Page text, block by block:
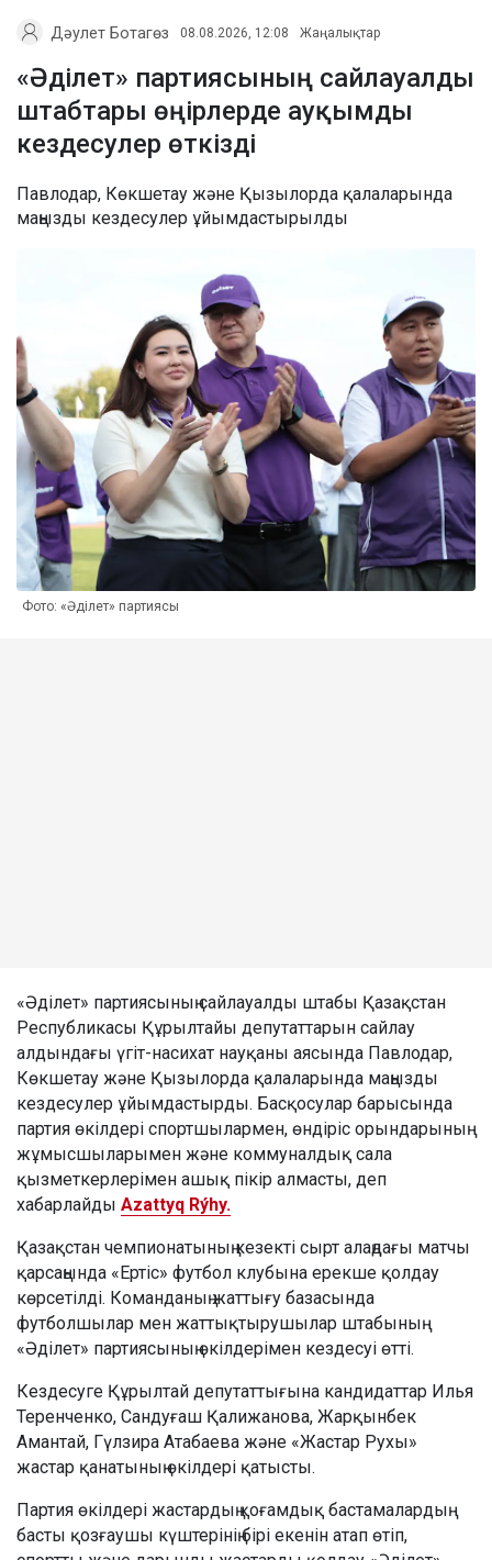
Дәулет Ботагөз 08.08.2026, 12:08 Жаңалықтар
«Әділет» партиясының сайлауалды
штабтары өңірлерде ауқымды
кездесулер өткізді
Павлодар, Көкшетау және Қызылорда қалаларында
маңызды кездесулер ұйымдастырылды
Фото: «Әділет» партиясы
«Әділет» партиясының сайлауалды штабы Қазақстан
Республикасы Құрылтайы депутаттарын сайлау
алдындағы үгіт-насихат науқаны аясында Павлодар,
Көкшетау және Қызылорда қалаларында маңызды
кездесулер ұйымдастырды. Басқосулар барысында
партия өкілдері спортшылармен, өндіріс орындарының
жұмысшыларымен және коммуналдық сала
қызметкерлерімен ашық пікір алмасты, деп
хабарлайды Azattyq Rýhy.
Қазақстан чемпионатының кезекті сырт алаңдағы матчы
қарсаңында «Ертіс» футбол клубына ерекше қолдау
көрсетілді. Команданың жаттығу базасында
футболшылар мен жаттықтырушылар штабының
«Әділет» партиясының өкілдерімен кездесуі өтті.
Кездесуге Құрылтай депутаттығына кандидаттар Илья
Теренченко, Сандуғаш Қалижанова, Жарқынбек
Амантай, Гүлзира Атабаева және «Жастар Рухы»
жастар қанатының өкілдері қатысты.
Партия өкілдері жастардың қоғамдық бастамалардың
басты қозғаушы күштерінің бірі екенін атап өтіп,